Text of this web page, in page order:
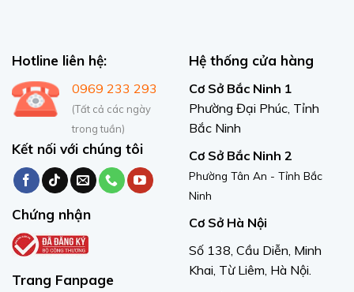
Hotline liên hệ:
0969 233 293
(Tất cả các ngày
trong tuần)
Kết nối với chúng tôi
Chứng nhận
Trang Fanpage
Hệ thống cửa hàng
Cơ Sở Bắc Ninh 1
Phường Đại Phúc, Tỉnh
Bắc Ninh
Cơ Sở Bắc Ninh 2
Phường Tân An - Tỉnh Bắc
Ninh
Cơ Sở Hà Nội
Số 138, Cầu Diễn, Minh
Khai, Từ Liêm, Hà Nội.